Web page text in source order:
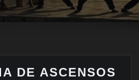
DE ASCENSOS